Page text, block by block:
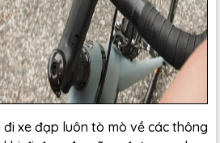
xe đạp luôn tò mò về các thông